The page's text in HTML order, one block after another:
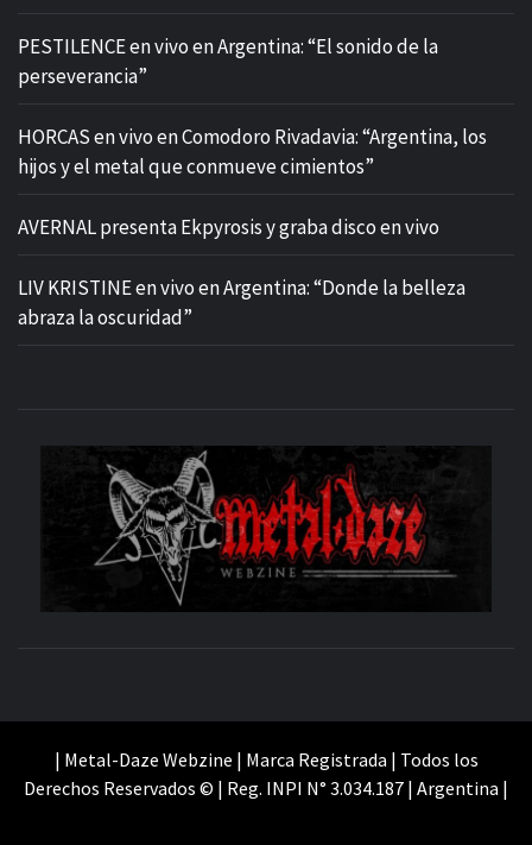
PESTILENCE en vivo en Argentina: “El sonido de la
perseverancia”
HORCAS en vivo en Comodoro Rivadavia: “Argentina, los
hijos y el metal que conmueve cimientos”
AVERNAL presenta Ekpyrosis y graba disco en vivo
LIV KRISTINE en vivo en Argentina: “Donde la belleza
abraza la oscuridad”
| Metal-Daze Webzine | Marca Registrada | Todos los
Derechos Reservados © | Reg. INPI N° 3.034.187 | Argentina |